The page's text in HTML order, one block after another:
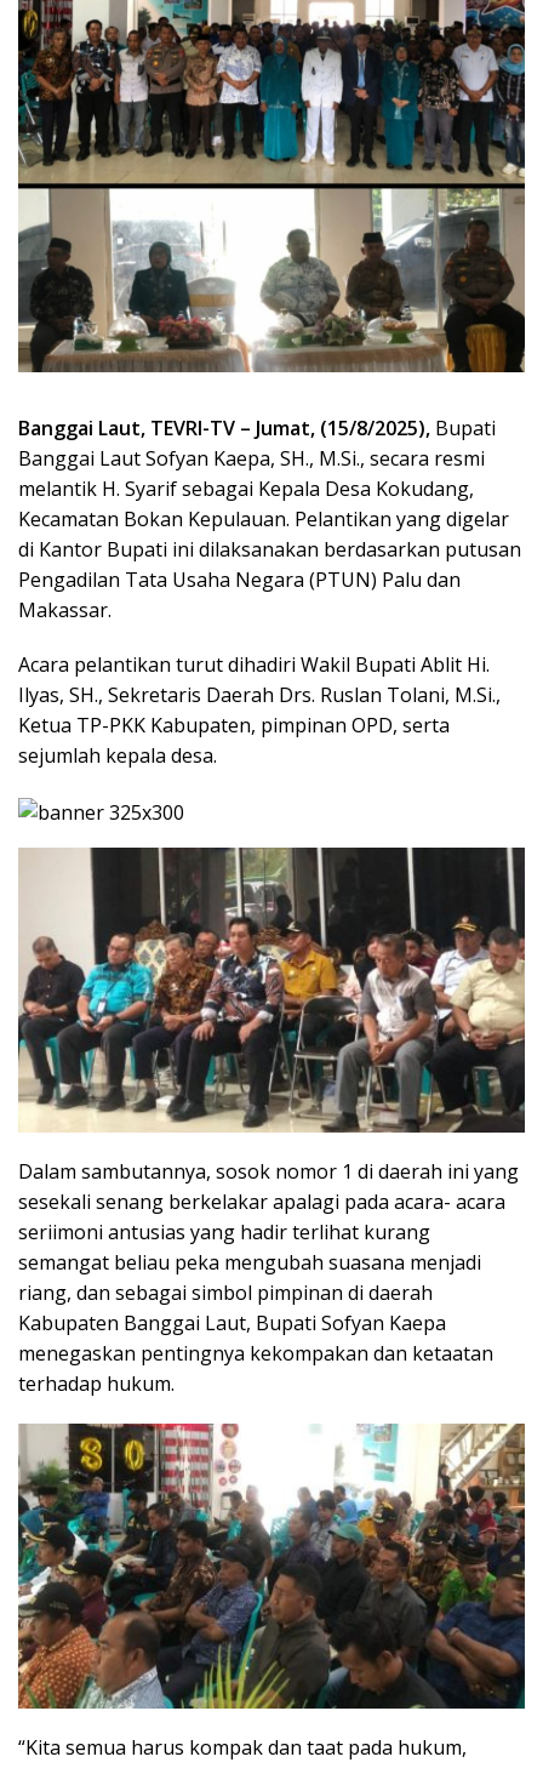
Banggai Laut, TEVRI-TV – Jumat, (15/8/2025), Bupati
Banggai Laut Sofyan Kaepa, SH., M.Si., secara resmi
melantik H. Syarif sebagai Kepala Desa Kokudang,
Kecamatan Bokan Kepulauan. Pelantikan yang digelar
di Kantor Bupati ini dilaksanakan berdasarkan putusan
Pengadilan Tata Usaha Negara (PTUN) Palu dan
Makassar.
Acara pelantikan turut dihadiri Wakil Bupati Ablit Hi.
Ilyas, SH., Sekretaris Daerah Drs. Ruslan Tolani, M.Si.,
Ketua TP-PKK Kabupaten, pimpinan OPD, serta
sejumlah kepala desa.
Dalam sambutannya, sosok nomor 1 di daerah ini yang
sesekali senang berkelakar apalagi pada acara- acara
seriimoni antusias yang hadir terlihat kurang
semangat beliau peka mengubah suasana menjadi
riang, dan sebagai simbol pimpinan di daerah
Kabupaten Banggai Laut, Bupati Sofyan Kaepa
menegaskan pentingnya kekompakan dan ketaatan
terhadap hukum.
“Kita semua harus kompak dan taat pada hukum,